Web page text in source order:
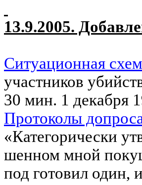
13.9.2005.
Ситуационная
участников
30 мин. 1 декабря
Протоколы
«Категорически
шенном мной
под готовил один,